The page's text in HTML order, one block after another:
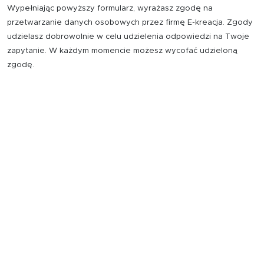
Wypełniając powyższy formularz, wyrażasz zgodę na
przetwarzanie danych osobowych przez firmę E-kreacja. Zgody
udzielasz dobrowolnie w celu udzielenia odpowiedzi na Twoje
zapytanie. W każdym momencie możesz wycofać udzieloną
zgodę.